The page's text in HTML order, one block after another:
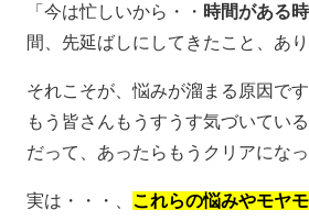
「今は忙しいから・・ 時間がある
間、先延ばしにしてきたこと、あ
それこそが、悩みが溜まる原因です
もう皆さんもうすうす気づいてい
だって、あったらもうクリアにな
実は・・・、 これらの悩みやモヤ